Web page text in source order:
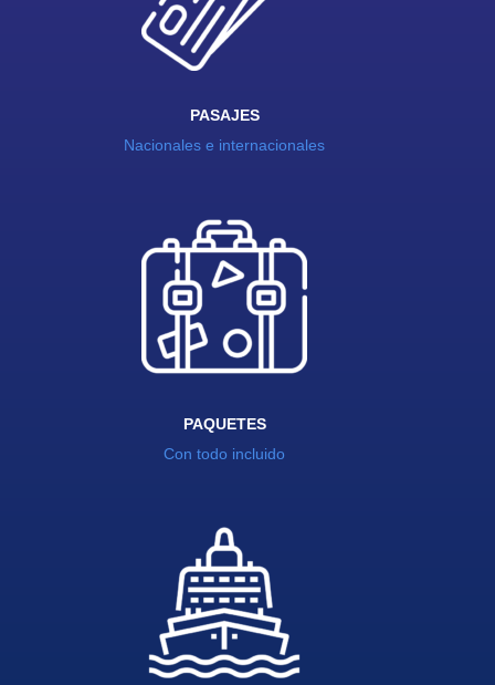
PASAJES
Nacionales e internacionales
PAQUETES
Con todo incluido